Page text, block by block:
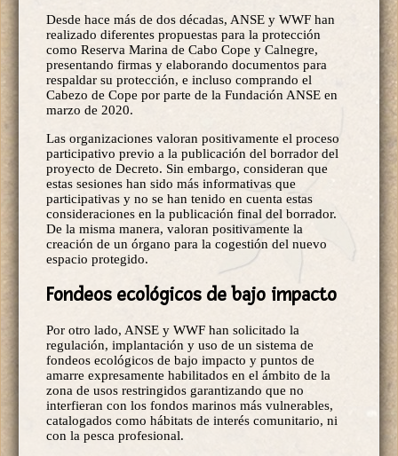
Desde hace más de dos décadas, ANSE y WWF han
realizado diferentes propuestas para la protección
como Reserva Marina de Cabo Cope y Calnegre,
presentando firmas y elaborando documentos para
respaldar su protección, e incluso comprando el
Cabezo de Cope por parte de la Fundación ANSE en
marzo de 2020.
Las organizaciones valoran positivamente el proceso
participativo previo a la publicación del borrador del
proyecto de Decreto. Sin embargo, consideran que
estas sesiones han sido más informativas que
participativas y no se han tenido en cuenta estas
consideraciones en la publicación final del borrador.
De la misma manera, valoran positivamente la
creación de un órgano para la cogestión del nuevo
espacio protegido.
Fondeos ecológicos de bajo impacto
Por otro lado, ANSE y WWF han solicitado la
regulación, implantación y uso de un sistema de
fondeos ecológicos de bajo impacto y puntos de
amarre expresamente habilitados en el ámbito de la
zona de usos restringidos garantizando que no
interfieran con los fondos marinos más vulnerables,
catalogados como hábitats de interés comunitario, ni
con la pesca profesional.